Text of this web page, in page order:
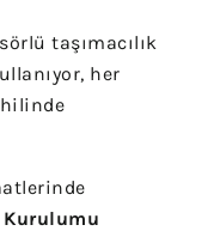
taşımacılık
her
Kurulumu